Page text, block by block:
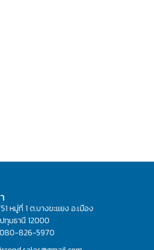
หมู่ที่ 1 ต.บางขะแยง อ.เมือง
ทุมธานี 12000
080-826-5970